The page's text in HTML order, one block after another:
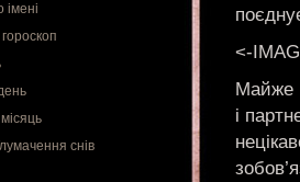
імені
снів
<-
Майже
і